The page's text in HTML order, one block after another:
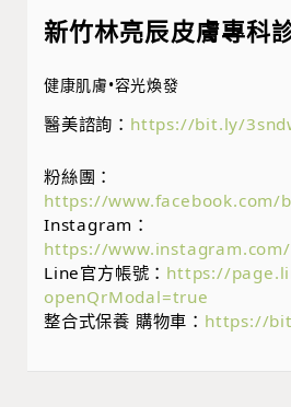
新竹林亮辰皮膚專科
健康肌膚•容光煥發
醫美諮詢： https://bit.ly/
粉絲團：
https://www.facebook.com/
Instagram：
https://
Line官方帳號： https://
openQrModal=true
整合式保養 購物車： https://